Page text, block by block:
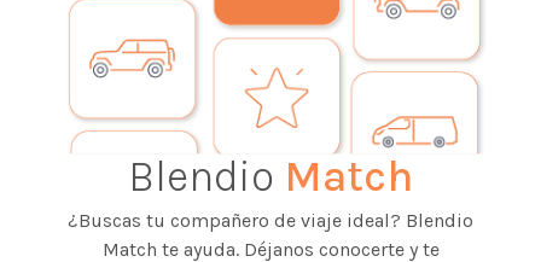
Blendio Match
¿Buscas tu compañero de viaje ideal? Blendio
Match te ayuda. Déjanos conocerte y te